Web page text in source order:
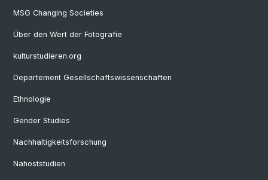
MSG Changing Societies
Über den Wert der Fotografie
kulturstudieren.org
Departement Gesellschaftswissenschaften
Ethnologie
Gender Studies
Nachhaltigkeitsforschung
Nahoststudien